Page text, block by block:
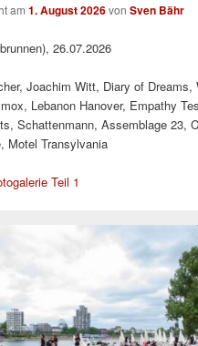
am1. August 2026vonSven Bähr
26.07.2026
Joachim Witt, Diary of Dreams,
Lebanon Hanover, Empathy
Schattenmann, Assemblage 23,
Motel Transylvania
Teil 1